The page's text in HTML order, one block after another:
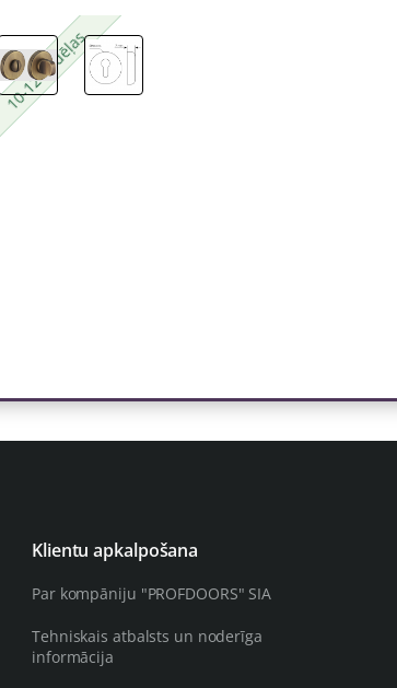
10-12 nedēļas
10-12 nedēļas
Klientu apkalpošana
Par kompāniju "PROFDOORS" SIA
Tehniskais atbalsts un noderīga
informācija